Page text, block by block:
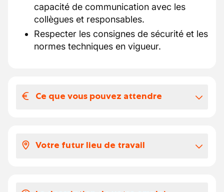
capacité de communication avec les
collègues et responsables.
Respecter les consignes de sécurité et les
normes techniques en vigueur.
Ce que vous pouvez attendre
Selon votre expérience, votre salaire se
pour chaque jour de travail.
Votre futur lieu de travail